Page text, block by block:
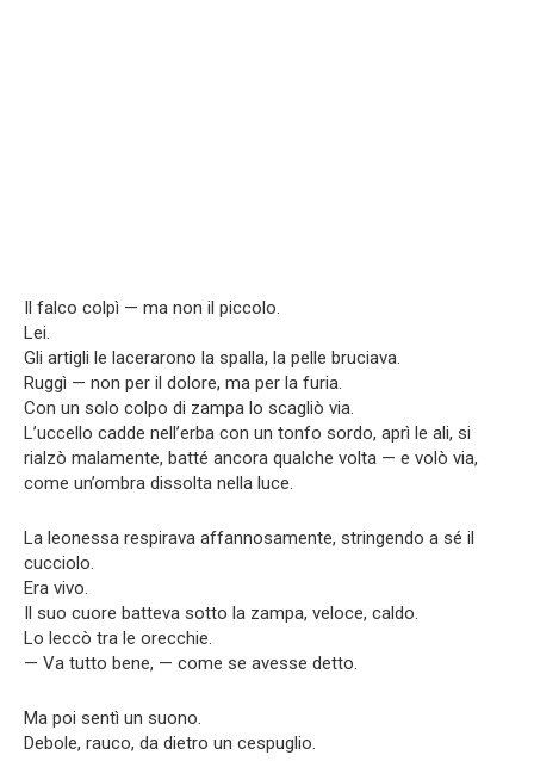
Il falco colpì — ma non il piccolo.
Lei.
Gli artigli le lacerarono la spalla, la pelle bruciava.
Ruggì — non per il dolore, ma per la furia.
Con un solo colpo di zampa lo scagliò via.
L’uccello cadde nell’erba con un tonfo sordo, aprì le ali, si
rialzò malamente, batté ancora qualche volta — e volò via,
come un’ombra dissolta nella luce.
La leonessa respirava affannosamente, stringendo a sé il
cucciolo.
Era vivo.
Il suo cuore batteva sotto la zampa, veloce, caldo.
Lo leccò tra le orecchie.
— Va tutto bene, — come se avesse detto.
Ma poi sentì un suono.
Debole, rauco, da dietro un cespuglio.